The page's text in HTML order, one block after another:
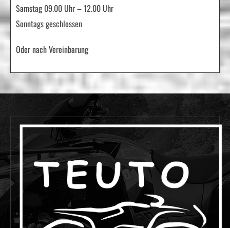
Samstag 09.00 Uhr – 12.00 Uhr
Sonntags geschlossen
Oder nach Vereinbarung